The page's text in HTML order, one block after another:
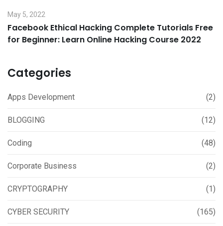
May 5, 2022
Facebook Ethical Hacking Complete Tutorials Free
for Beginner: Learn Online Hacking Course 2022
Categories
Apps Development (2)
BLOGGING (12)
Coding (48)
Corporate Business (2)
CRYPTOGRAPHY (1)
CYBER SECURITY (165)